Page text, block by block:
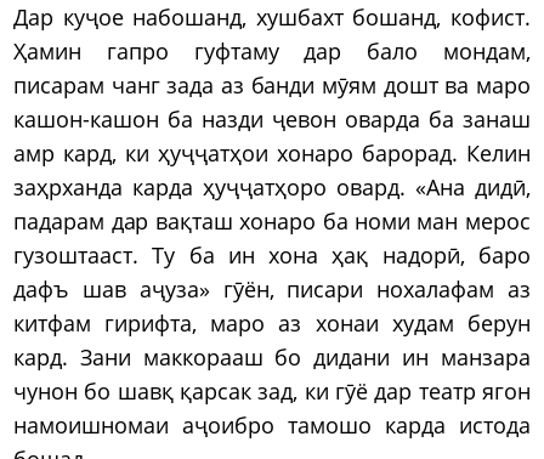
Дар куҷое набошанд, хушбахт бошанд, кофист.
Ҳамин гапро гуфтаму дар бало мондам,
писарам чанг зада аз банди мӯям дошт ва маро
кашон-кашон ба назди ҷевон оварда ба занаш
амр кард, ки ҳуҷҷатҳои хонаро барорад. Келин
заҳрханда карда ҳуҷҷатҳоро овард. «Ана дидӣ,
падарам дар вақташ хонаро ба номи ман мерос
гузоштааст. Ту ба ин хона ҳақ надорӣ, баро
дафъ шав аҷуза» гӯён, писари нохалафам аз
китфам гирифта, маро аз хонаи худам берун
кард. Зани маккорааш бо дидани ин манзара
чунон бо шавқ қарсак зад, ки гӯё дар театр ягон
намоишномаи аҷоибро тамошо карда истода